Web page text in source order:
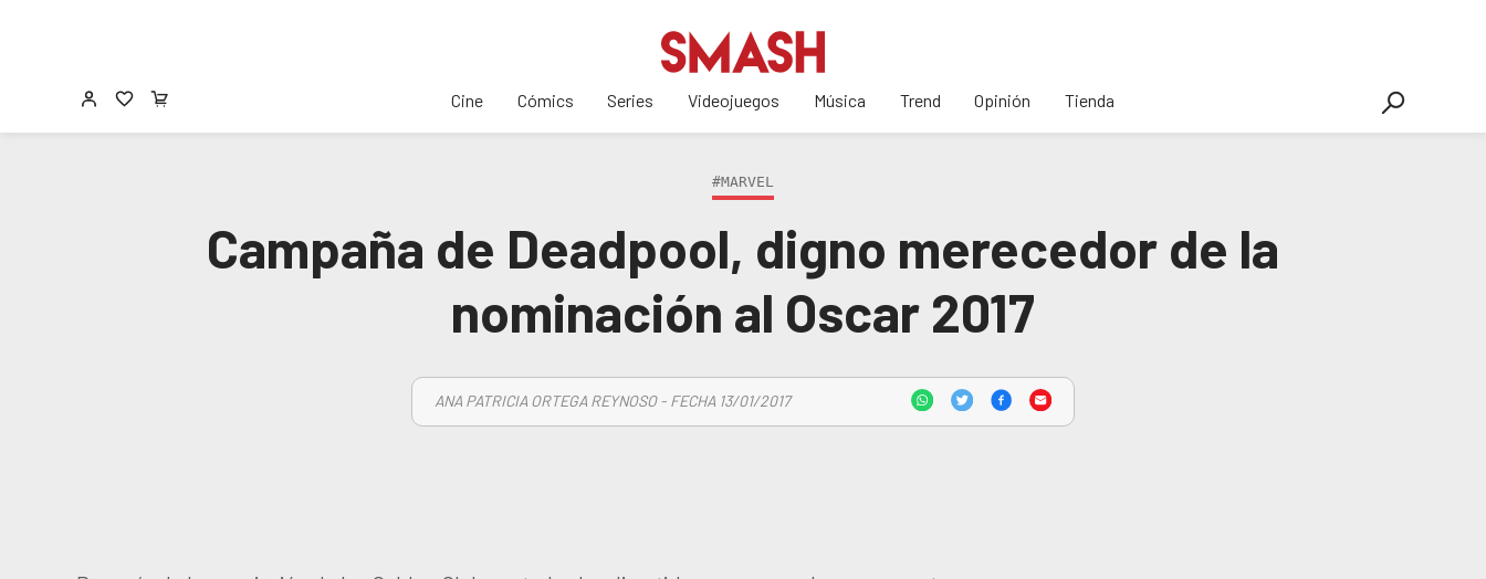
Cine Cómics Series Videojuegos Música Trend Opinión Tienda
#MARVEL
Campaña de Deadpool, digno merecedor de la
nominación al Oscar 2017
ANA PATRICIA ORTEGA REYNOSO - FECHA 13/01/2017